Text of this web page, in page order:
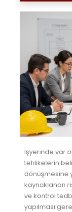
İşyerinde var
tehlikelerin
dönüşmesine
kaynaklanan
ve kontrol
yapılması